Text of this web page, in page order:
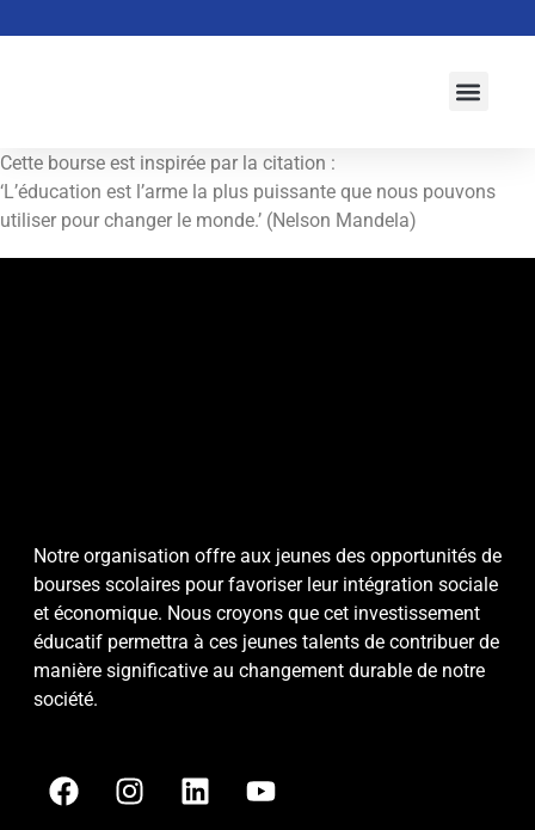
Cette bourse est inspirée par la citation :
‘L’éducation est l’arme la plus puissante que nous pouvons
utiliser pour changer le monde.’ (Nelson Mandela)
Notre organisation offre aux jeunes des opportunités de
bourses scolaires pour favoriser leur intégration sociale
et économique. Nous croyons que cet investissement
éducatif permettra à ces jeunes talents de contribuer de
manière significative au changement durable de notre
société.